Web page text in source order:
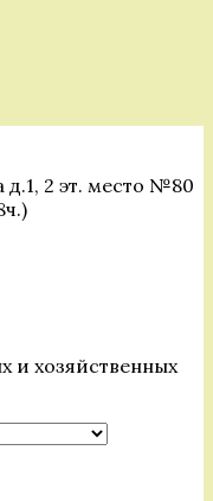
2 эт. место №80
и хозяйственных